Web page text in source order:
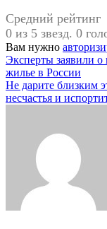
Средний рейтинг
0 из 5 звезд. 0
Вам нужно
Навигация
по
записям
Эксперты заявили о
жилье в России
Не дарите близким
несчастья и